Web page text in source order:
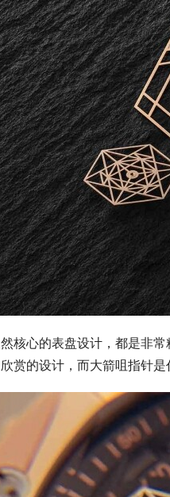
核心的表盘设计，都是非
赏的设计，而大箭咀指针是